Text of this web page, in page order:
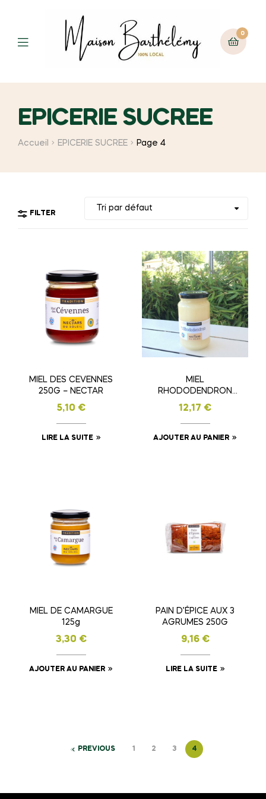
0
Menu
EPICERIE SUCREE
Accueil EPICERIE SUCREE Page 4
FILTER
MIEL DES CEVENNES
250G – NECTAR
5,10 €
LIRE LA SUITE
MIEL
RHODODENDRON
500G – NECTAR
12,17 €
AJOUTER AU PANIER
MIEL DE CAMARGUE
125g
3,30 €
AJOUTER AU PANIER
PAIN D’ÉPICE AUX 3
AGRUMES 250G
9,16 €
LIRE LA SUITE
PREVIOUS 1 2 3 4